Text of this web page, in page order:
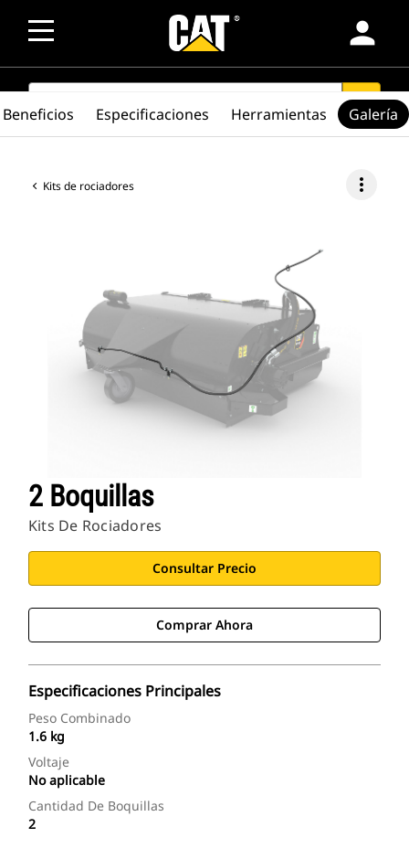
person
SEARCH search
Kits de rociadores more_vert
2 Boquillas
Kits De Rociadores
Consultar Precio
Comprar Ahora
Especificaciones Principales
Peso Combinado
1.6 kg
Voltaje
No aplicable
Cantidad De Boquillas
2
Beneficios Especificaciones Herramientas Galería